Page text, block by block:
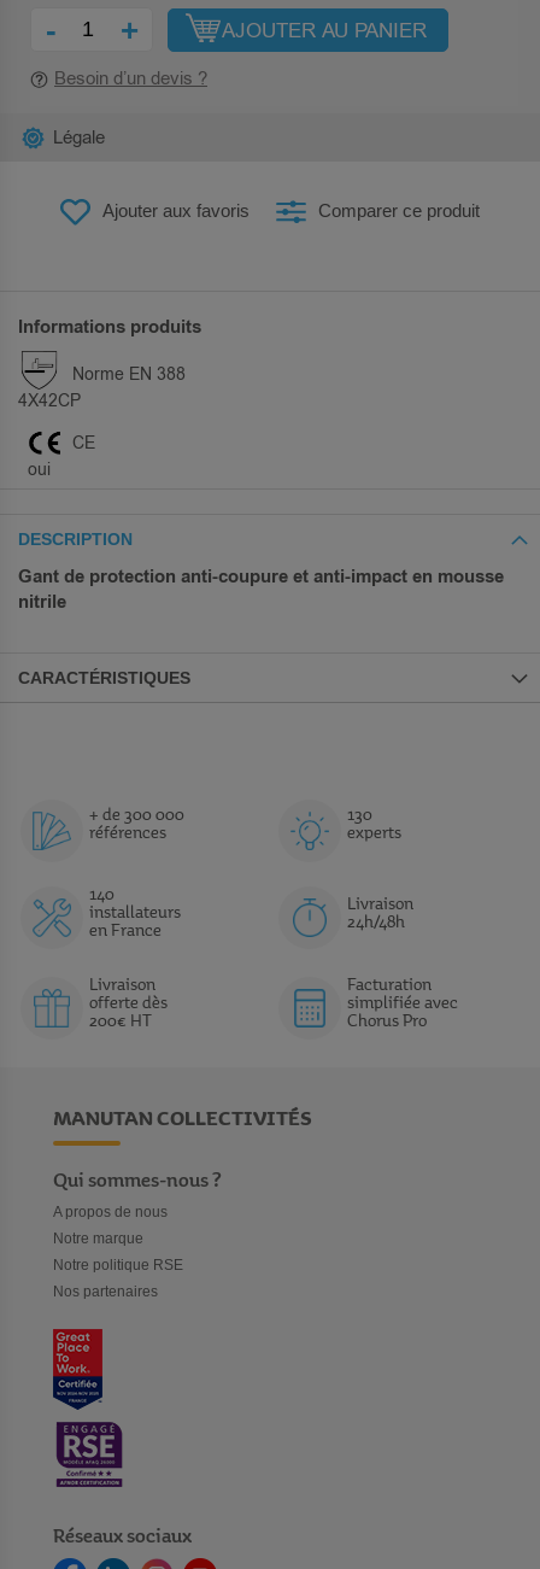
- + AJOUTER AU PANIER
Besoin d’un devis ?
Ajouter aux favoris Comparer ce produit
Légale
Informations produits
4X42CP
Norme EN 388
oui
CE
DESCRIPTION
Gant de protection anti-coupure et anti-impact en mousse
nitrile
CARACTÉRISTIQUES
+ de 300 000
références
130
experts
140
installateurs
en France
Livraison
24h/48h
Livraison
offerte dès
200€ HT
Facturation
simplifiée avec
Chorus Pro
MANUTAN COLLECTIVITÉS
Qui sommes-nous ?
A propos de nous
Notre marque
Notre politique RSE
Nos partenaires
Réseaux sociaux